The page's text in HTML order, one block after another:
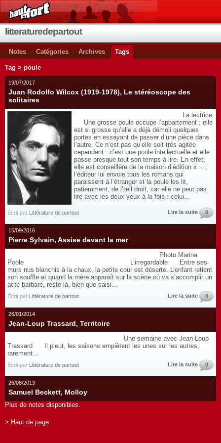
litteraturedepartout
Notes Catégories Archives Tags
Tag > poule
19/07/2017
Juan Rodolfo Wilcox (1919-1978), Le stéréoscope des
solitaires
La lectrice
Une grosse poule occupe l’appartement ; elle
est si grosse qu’elle a déjà démoli quelques
portes en essayant de passer d’une pièce dans
l’autre. Ce n’est pas qu’elle soit très agitée
cependant : c’est une poule intellectuelle et elle
passe presque tout son temps à lire. En effet,
elle est conseillère de la maison d’édition x… ;
l’éditeur lui envoie tous les romans qui
paraissent à l’étranger et la poule les lit,
patiemment, de l’œil droit, car elle ne peut pas
lire avec les deux yeux à la fois : celui...
Écrit par Littérature de partout Lire la suite 0
15/09/2016
Pierre Sylvain, Assise devant la mer
Photo Marina
Poole L’irregardable Entre ses
murs nus blanchis à la chaux, la petite cour est déserte. L’enfant retient
son souffle et quand la mère apparaît sur la scène où va s’accomplir un
acte barbare, reste là, bien que saisi...
Écrit par Littérature de partout Lire la suite 0
26/01/2014
Jean-Loup Trassard, Territoire
Une semaine avec Jean-Loup
Trassard Il pleut, les saisons empiètent les unes sur les autres,
rarement...
Écrit par Littérature de partout Lire la suite 0
26/08/2013
Samuel Beckett, Molloy
Plus de notes disponibles.
> Haut de page